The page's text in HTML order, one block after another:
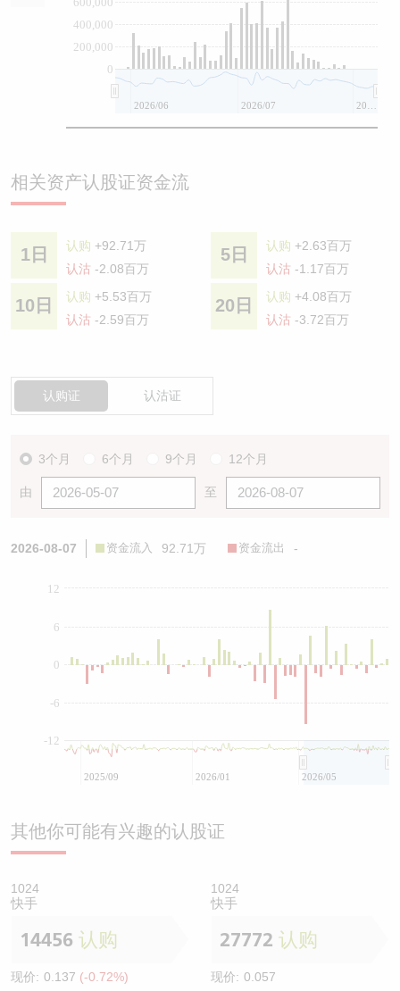
0
200,000
400,000
2026/06 2026/07
相关资产认股证资金流
1日 认购 +92.71万
认沽 -2.08百万
5日 认购 +2.63百万
认沽 -1.17百万
10日 认购 +5.53百万
认沽 -2.59百万
20日 认购 +4.08百万
认沽 -3.72百万
认购证 认沽证
3个月 6个月 9个月 12个月
由 至
2026-08-07 资金流入 92.71万 资金流出 -
-12
0
12
-6
6
2025/09 2026/01 2026/05
其他你可能有兴趣的认股证
1024
快手
14456 认购
现价: 0.137 (-0.72%)
1024
快手
27772 认购
现价: 0.057